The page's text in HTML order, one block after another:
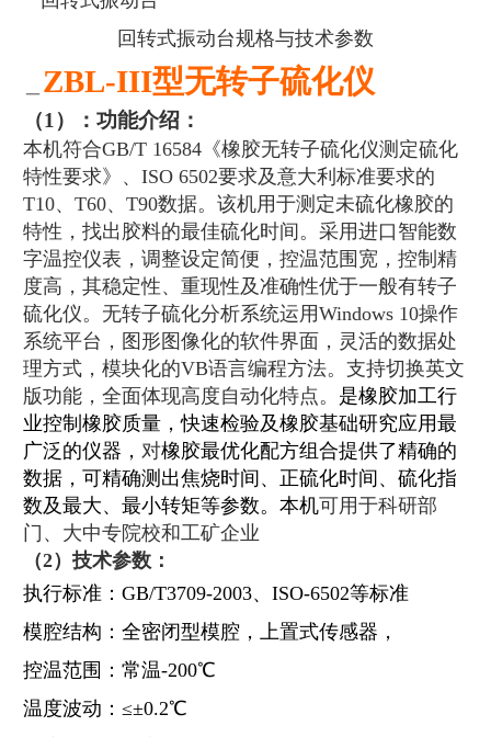
回转式振动台规格与技术参数
ZBL-III型无转子硫化仪
（1 ）：功能介绍：
本机符合GB/T 16584《橡胶无转子硫化仪测定硫化
特性要求》、ISO 6502要求及意大利标准要求的
T10、T60、T90数据。该机用于测定未硫化橡胶的
特性，找出胶料的最佳硫化时间。采用进口智能数
字温控仪表，调整设定简便，控温范围宽，控制精
度高，其稳定性、重现性及准确性优于一般有转子
硫化仪。无转子硫化分析系统运用Windows 10操作
系统平台，图形图像化的软件界面，灵活的数据处
理方式，模块化的VB语言编程方法。支持切换英文
版功能，全面体现高度自动化特点。 是橡胶加工行
业控制橡胶质量，快速检验及橡胶基础研究应用最
广泛的仪器， 对橡胶最优化配方组合提供了精确的
数据，可精确测出焦烧时间、正硫化时间、硫化指
数及最大、最小转矩等参数。本机可用于科研部
门、大中专院校和工矿企业
（2）技术参数：
执行标准：GB/T3709-2003、ISO-6502等标准
模腔结构：全密闭型模腔，上置式传感器，
控温范围：常温-200℃
温度波动：≤±0.2℃